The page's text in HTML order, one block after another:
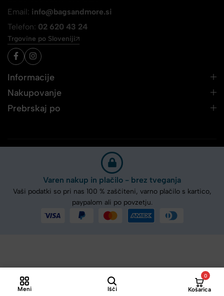
Email: info@bagsandmore.si
Telefon: 02 620 43 24
Trgovine po Sloveniji
Informacije
Nakupovanje
Prebrskaj po
Varen nakup in plačilo - brez tveganja
Vaši podatki so pri nas 100 % zaščiteni, varno plačilo s kartico,
paypalom ali po povzetju.
Meni Išči
0
Košarica